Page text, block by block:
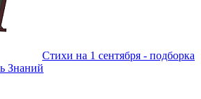
Стихи на 1 сентября - подборка
Знаний